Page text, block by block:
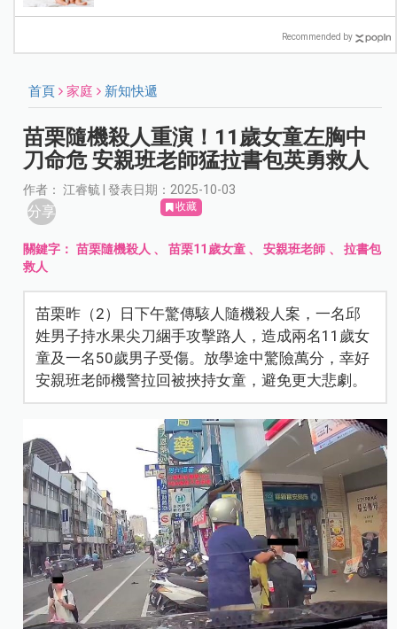
Recommended by
首頁 家庭 新知快遞
苗栗隨機殺人重演！11歲女童左胸中
刀命危 安親班老師猛拉書包英勇救人
作者： 江睿毓 | 發表日期：2025-10-03
分享 收藏
關鍵字： 苗栗隨機殺人 、苗栗11歲女童、安親班老師 、 拉書包
救人
苗栗昨（2）日下午驚傳駭人隨機殺人案，一名邱
姓男子持水果尖刀綑手攻擊路人，造成兩名11歲女
童及一名50歲男子受傷。放學途中驚險萬分，幸好
安親班老師機警拉回被挾持女童，避免更大悲劇。